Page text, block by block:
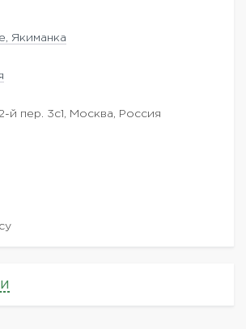
Якиманка
й пер. 3с1, Москва, Россия